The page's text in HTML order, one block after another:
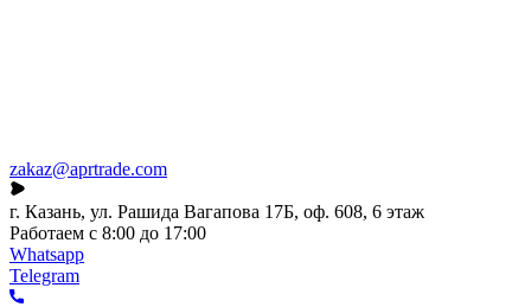
zakaz@aprtrade.com
г. Казань, ул. Рашида Вагапова 17Б, оф. 608, 6 этаж
Работаем с 8:00 до 17:00
Whatsapp
Telegram